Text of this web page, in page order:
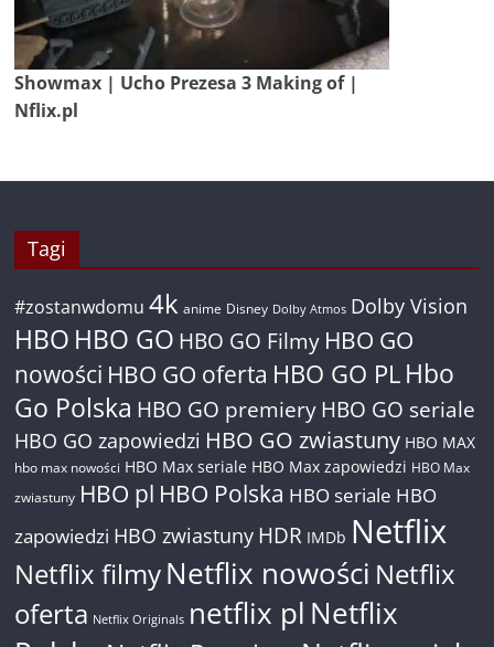
Showmax | Ucho Prezesa 3 Making of |
Nflix.pl
Tagi
#zostanwdomu 4k anime Disney Dolby Atmos Dolby Vision
HBO HBO GO HBO GO Filmy HBO GO
nowości HBO GO oferta HBO GO PL Hbo
Go Polska HBO GO premiery HBO GO seriale
HBO GO zapowiedzi HBO GO zwiastuny HBO MAX
hbo max nowości HBO Max seriale HBO Max zapowiedzi HBO Max
zwiastuny HBO pl HBO Polska HBO seriale HBO
zapowiedzi HBO zwiastuny HDR IMDb Netflix
Netflix filmyNetflix nowości Netflix
oferta Netflix Originals netflix pl Netflix